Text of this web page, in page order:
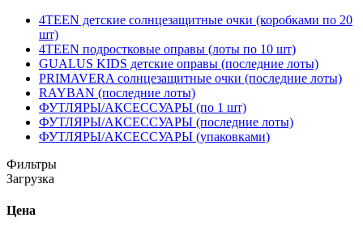
4TEEN детские солнцезащитные очки (коробками по 20
шт)
4TEEN подростковые оправы (лоты по 10 шт)
GUALUS KIDS детские оправы (последние лоты)
PRIMAVERA солнцезащитные очки (последние лоты)
RAYBAN (последние лоты)
ФУТЛЯРЫ/АКСЕССУАРЫ (по 1 шт)
ФУТЛЯРЫ/АКСЕССУАРЫ (последние лоты)
ФУТЛЯРЫ/АКСЕССУАРЫ (упаковками)
Фильтры
Загрузка
Цена